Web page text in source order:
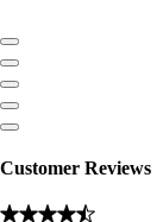
Customer Reviews